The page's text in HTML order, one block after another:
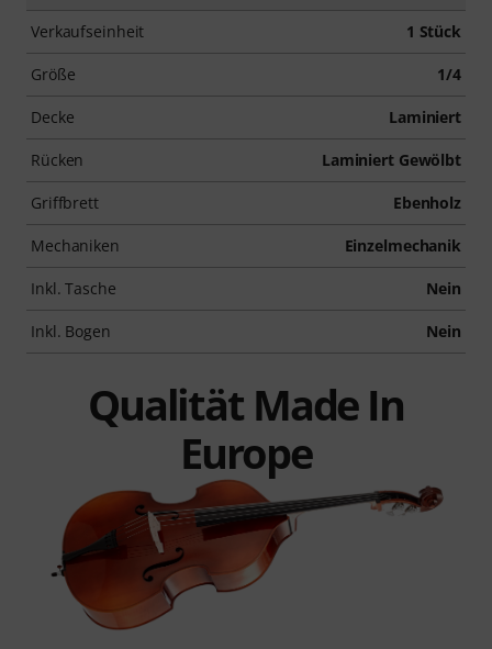
Verkaufseinheit 1 Stück
Größe 1/4
Decke Laminiert
Rücken Laminiert Gewölbt
Griffbrett Ebenholz
Mechaniken Einzelmechanik
Inkl. Tasche Nein
Inkl. Bogen Nein
Qualität Made In
Europe